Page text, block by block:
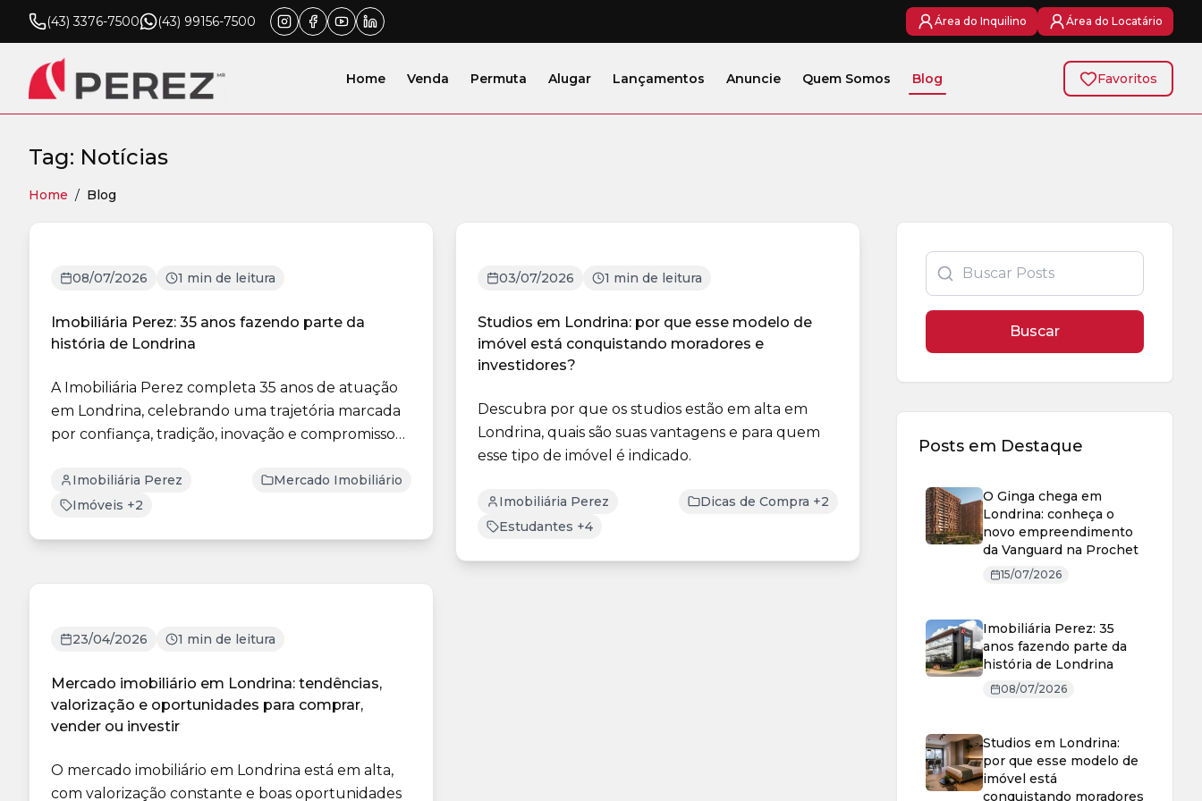
(43) 3376-7500 (43) 99156-7500 Área do Inquilino Área do Locatário
Home Venda Permuta Alugar Lançamentos Anuncie Quem Somos Blog Favoritos
Tag: Notícias
Home / Blog
08/07/2026 1 min de leitura
Imobiliária Perez: 35 anos fazendo parte da
história de Londrina
A Imobiliária Perez completa 35 anos de atuação
em Londrina, celebrando uma trajetória marcada
por confiança, tradição, inovação e compromisso
Imobiliária Perez
Mercado Imobiliário
Imóveis +2
03/07/2026 1 min de leitura
Studios em Londrina: por que esse modelo de
imóvel está conquistando moradores e
investidores?
Descubra por que os studios estão em alta em
Londrina, quais são suas vantagens e para quem
esse tipo de imóvel é indicado.
Imobiliária Perez
Dicas de Compra +2
Estudantes +4
23/04/2026 1 min de leitura
Mercado imobiliário em Londrina: tendências,
valorização e oportunidades para comprar,
vender ou investir
O mercado imobiliário em Londrina está em alta,
com valorização constante e boas oportunidades
Buscar
Posts em Destaque
O Ginga chega em
Londrina: conheça o
novo empreendimento
da Vanguard na Prochet
15/07/2026
Imobiliária Perez: 35
anos fazendo parte da
história de Londrina
08/07/2026
Studios em Londrina:
por que esse modelo de
imóvel está
conquistando moradores